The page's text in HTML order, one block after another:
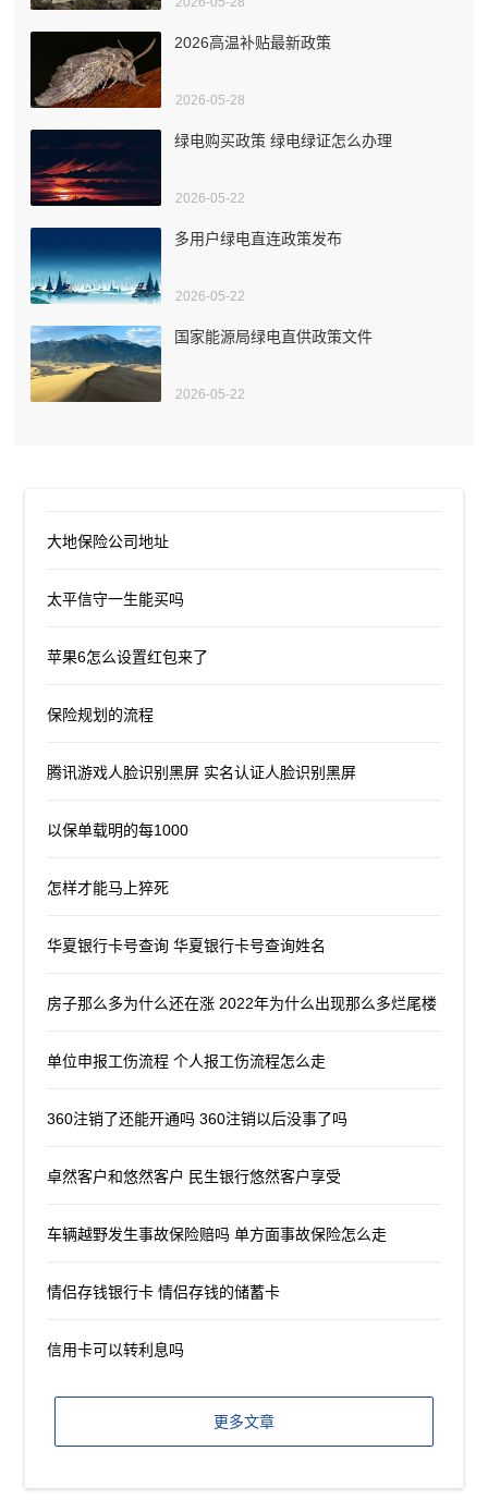
2026高温补贴最新政策
2026-05-28
绿电购买政策 绿电绿证怎么办理
2026-05-22
多用户绿电直连政策发布
2026-05-22
国家能源局绿电直供政策文件
2026-05-22
大地保险公司地址
太平信守一生能买吗
苹果6怎么设置红包来了
保险规划的流程
腾讯游戏人脸识别黑屏 实名认证人脸识别黑屏
以保单载明的每1000
怎样才能马上猝死
华夏银行卡号查询 华夏银行卡号查询姓名
房子那么多为什么还在涨 2022年为什么出现那么多烂尾楼
单位申报工伤流程 个人报工伤流程怎么走
360注销了还能开通吗 360注销以后没事了吗
卓然客户和悠然客户 民生银行悠然客户享受
车辆越野发生事故保险赔吗 单方面事故保险怎么走
情侣存钱银行卡 情侣存钱的储蓄卡
信用卡可以转利息吗
更多文章